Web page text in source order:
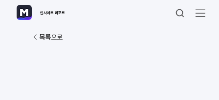
인사이트 리포트
목록으로